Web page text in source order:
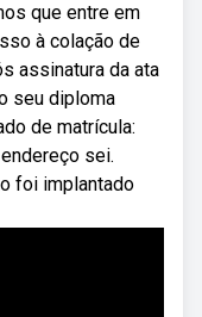
que entre em
à colação de
assinatura da ata
seu diploma
de matrícula:
sei.
foi implantado